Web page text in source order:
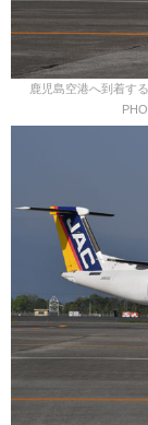
鹿児島空港へ到着す